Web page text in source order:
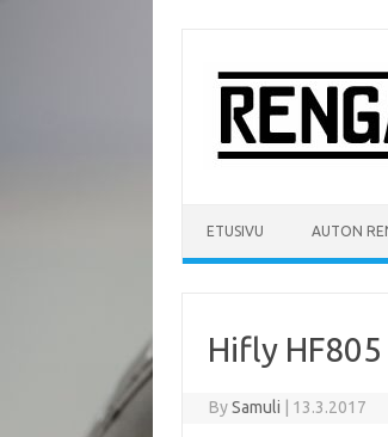
content
ETUSIVU AUTON
Hifly
BySamuli 13.3.2017